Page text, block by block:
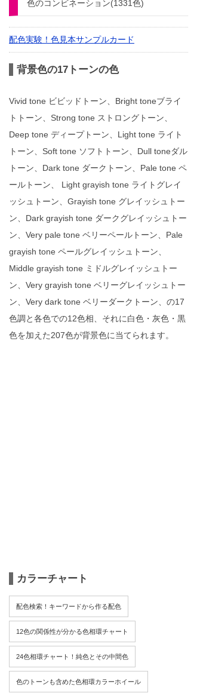
色のコンビネーション(1331色)
配色実験！色見本サンプルカード
背景色の17トーンの色
Vivid tone ビビッドトーン、Bright toneブライ
トトーン、Strong tone ストロングトーン、
Deep tone ディープトーン、Light tone ライト
トーン、Soft tone ソフトトーン、Dull toneダル
トーン、Dark tone ダークトーン、Pale tone ペ
ールトーン、 Light grayish tone ライトグレイ
ッシュトーン、Grayish tone グレイッシュトー
ン、Dark grayish tone ダークグレイッシュトー
ン、Very pale tone ベリーペールトーン、Pale
grayish tone ペールグレイッシュトーン、
Middle grayish tone ミドルグレイッシュトー
ン、Very grayish tone ベリーグレイッシュトー
ン、Very dark tone ベリーダークトーン、の17
色調と各色での12色相、それに白色・灰色・黒
色を加えた207色が背景色に当てられます。
カラーチャート
配色検索！キーワードから作る配色
12色の関係性が分かる色相環チャート
24色相環チャート！純色とその中間色
色のトーンも含めた色相環カラーホイール